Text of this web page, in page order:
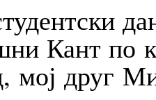
Кант по
мој друг